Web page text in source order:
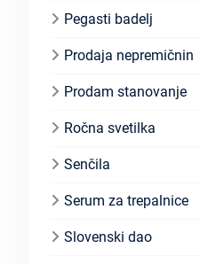
Pegasti badelj
Prodaja nepremičnin
Prodam stanovanje
Ročna svetilka
Senčila
Serum za trepalnice
Slovenski dao